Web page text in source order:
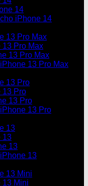
14
iPhone 14
13 Pro Max
13 Pro Max
13 Pro Max
13 Pro Max
13 Pro
13 Pro
13 Pro
13 Pro
13
13
13
13
13 Mini
13 Mini